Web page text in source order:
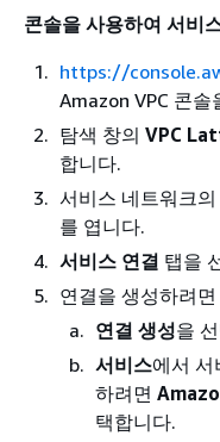
콘솔을 사용하여 서비
https://
Amazon VPC 콘솔
탐색 창의 VPC
합니다.
서비스 네트워크
를 엽니다.
서비스 연결 탭을
연결을 생성하려
연결 생성을
서비스에서 서
하려면
택합니다.